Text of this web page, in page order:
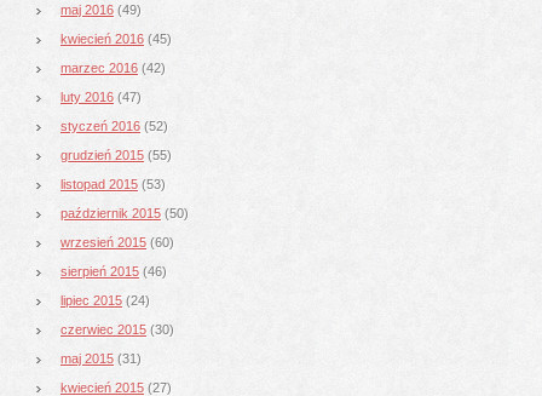
maj 2016 (49)
kwiecień 2016 (45)
marzec 2016 (42)
luty 2016 (47)
styczeń 2016 (52)
grudzień 2015 (55)
listopad 2015 (53)
październik 2015 (50)
wrzesień 2015 (60)
sierpień 2015 (46)
lipiec 2015 (24)
czerwiec 2015 (30)
maj 2015 (31)
kwiecień 2015 (27)